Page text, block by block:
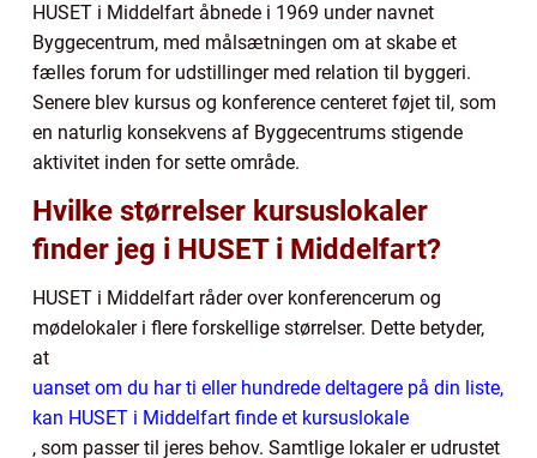
HUSET i Middelfart åbnede i 1969 under navnet
Byggecentrum, med målsætningen om at skabe et
fælles forum for udstillinger med relation til byggeri.
Senere blev kursus og konference centeret føjet til, som
en naturlig konsekvens af Byggecentrums stigende
aktivitet inden for sette område.
Hvilke størrelser kursuslokaler
finder jeg i HUSET i Middelfart?
HUSET i Middelfart råder over konferencerum og
mødelokaler i flere forskellige størrelser. Dette betyder,
at
uanset om du har ti eller hundrede deltagere på din liste,
kan HUSET i Middelfart finde et kursuslokale
, som passer til jeres behov. Samtlige lokaler er udrustet